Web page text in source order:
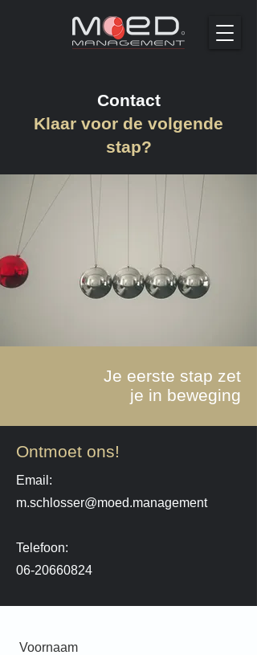
Contact
Klaar voor de volgende
stap?
Je eerste stap zet
je in beweging
Ontmoet ons!
Email:
m.schlosser@moed.management
Telefoon:
06-20660824
Voornaam